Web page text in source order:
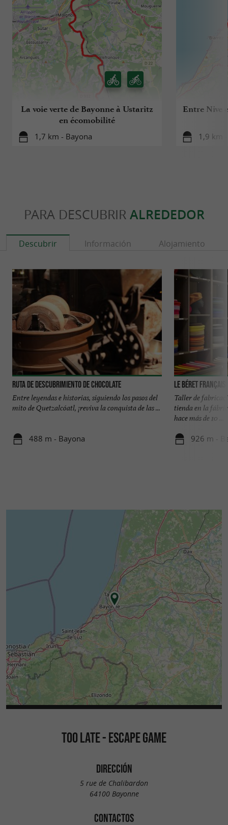
La voie verte de Bayonne à Ustaritz
en écomobilité
1,7 km - Bayona
Entre Nive
1,9 km
PARA DESCUBRIR ALREDEDOR
Descubrir Información Alojamiento
Ruta de descubrimiento de chocolate
Entre leyendas e historias, siguiendo los pasos del
mito de Quetzalcóatl, ¡reviva la conquista de las ...
488 m - Bayona
Le Béret Français
Taller de
tienda en la
hace más de 10 ...
926 m -
TOO LATE - ESCAPE GAME
DIRECCIÓN
5 rue de Chalibardon
64100 Bayonne
CONTACTOS